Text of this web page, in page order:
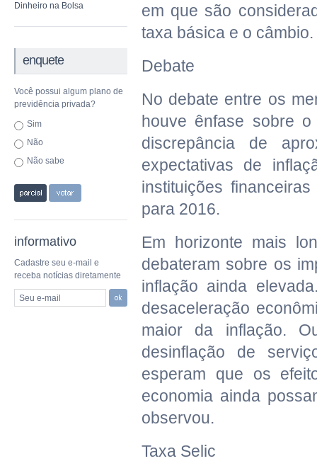
Dinheiro na Bolsa
enquete
Você possui algum plano de
previdência privada?
Sim
Não
Não sabe
informativo
Cadastre seu e-mail e
receba notícias diretamente
Seu e-mail
em que são
taxa básica e o câmbio.
Debate
No debate entre os
houve ênfase sobre
discrepância de
expectativas de
instituições
para 2016.
Em horizonte mais
debateram sobre os
inflação ainda
desaceleração
maior da inflação.
desinflação de
esperam que os
economia ainda
observou.
Taxa Selic